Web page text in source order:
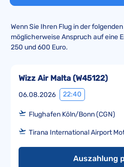
Wenn Sie Ihren Flug in der
möglicherweise Anspruch auf eine
250 und 600 Euro.
06.08.2026 22:40
Wizz Air Malta (W45122)
Flughafen Köln/Bonn (CGN)
Tirana International Airport
Auszahlung